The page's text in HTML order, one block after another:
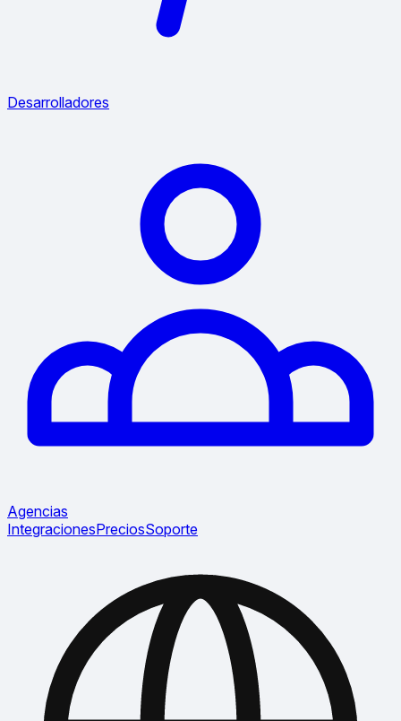
Desarrolladores
Agencias
IntegracionesPreciosSoporte